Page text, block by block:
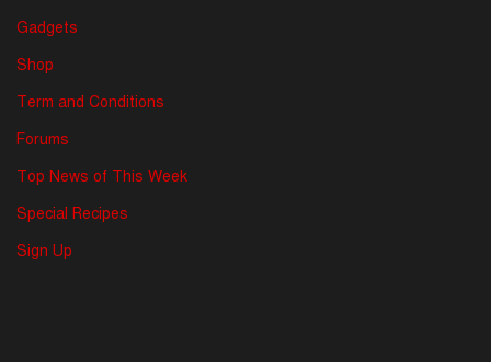
Gadgets
Shop
Term and Conditions
Forums
Top News of This Week
Special Recipes
Sign Up